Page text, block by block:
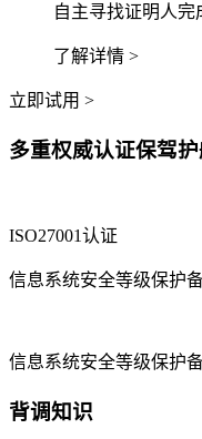
自主寻找证明人完
了解详情 >
立即试用 >
多重权威认证保驾
ISO27001认证
信息系统安全等级保护
信息系统安全等级保护
背调知识